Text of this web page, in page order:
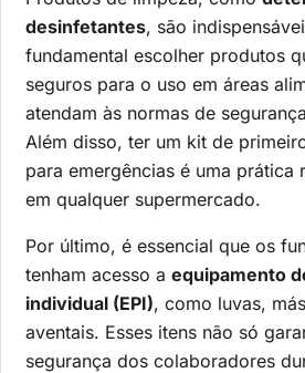
desinfetantes, são
fundamental escolher produtos
seguros para o uso em áreas
atendam às normas de
Além disso, ter um kit de
para emergências é uma prática
em qualquer supermercado.
Por último, é essencial que os
tenham acesso a equipamento
individual (EPI), como luvas,
aventais. Esses itens não só
segurança dos colaboradores